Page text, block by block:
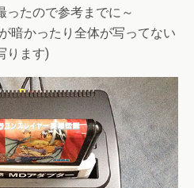
ったので参考までに～
暗かったり全体が写ってない
ります)